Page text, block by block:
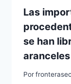
Las
se han
Por